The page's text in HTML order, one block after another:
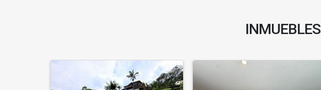
INMUEBLES